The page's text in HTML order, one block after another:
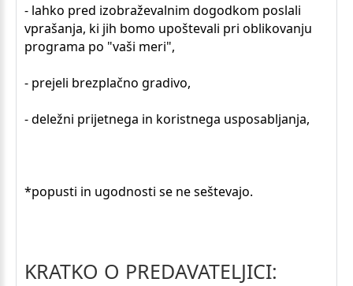
- lahko pred izobraževalnim dogodkom poslali
vprašanja, ki jih bomo upoštevali pri oblikovanju
programa po "vaši meri",
- prejeli brezplačno gradivo,
- deležni prijetnega in koristnega usposabljanja,
*popusti in ugodnosti se ne seštevajo.
KRATKO O PREDAVATELJICI: